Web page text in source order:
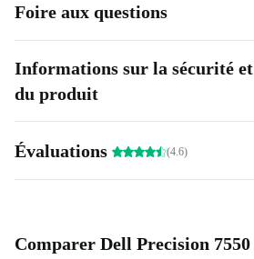
Foire aux questions
Informations sur la sécurité
du produit
Évaluations (4.6)
Comparer Dell Precision 7550